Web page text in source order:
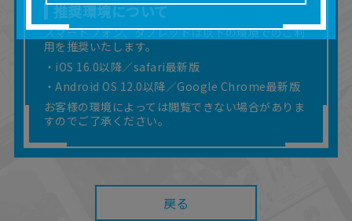
推奨環境について
スマートフォン、タブレットは以下の環境でのご利
用を推奨いたします。
・iOS 16.0以降／safari最新版
・Android OS 12.0以降／Google Chrome最新版
お客様の環境によっては閲覧できない場合がありま
すのでご了承ください。
戻る
■掲載している取扱説明書は、お客様が購入され
た商品に同梱されたものと異なる場合がありま
す。
■対象商品仕様の変更などにより、取扱説明書の
内容は予告なく変更される場合があります。
■当社は、取扱説明書の正確性確保に努めており
ますが、取扱説明書の完全性を保証するもので
はありません。
ご利用いただけない場合があります。
また、本サイトを利用したことによって、利用